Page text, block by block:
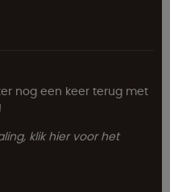
nog een keer terug met
klik hier voor het